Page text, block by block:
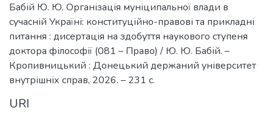
Бабій Ю. Ю. Організація муніципальної влади в
сучасній Україні: конституційно-правові та прикладні
питання : дисертація на здобуття наукового ступеня
доктора філософії (081 – Право) / Ю. Ю. Бабій. –
Кропивницький : Донецький держаний університет
внутрішніх справ, 2026. – 231 с.
URI